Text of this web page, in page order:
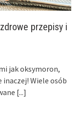
przepisy i
jak oksymoron,
inaczej! Wiele osób
[...]